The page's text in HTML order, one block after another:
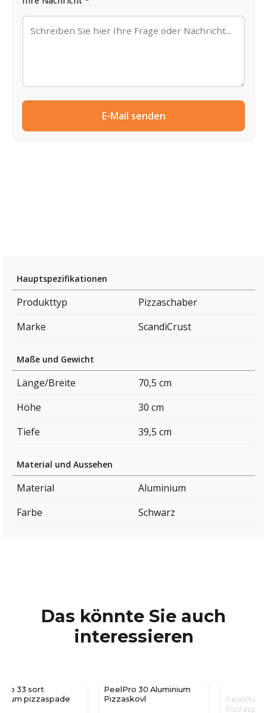
E-Mail senden
Hauptspezifikationen
Produkttyp
Pizzaschaber
Marke
ScandiCrust
Maße und Gewicht
Länge/Breite
70,5 cm
Höhe
30 cm
Tiefe
39,5 cm
Material und Aussehen
Material
Aluminium
Farbe
Schwarz
Das könnte Sie auch
interessieren
PeelPro 30 Aluminium
Pizzaskovl
PeelPro 33 Aluminium